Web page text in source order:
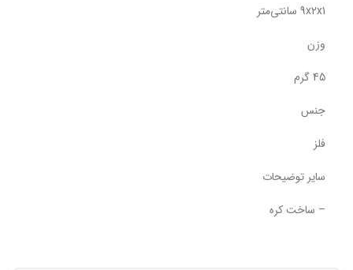
9x2x1 سانتی‌متر
وزن
45 گرم
جنس
فلز
سایر توضیحات
– ساخت کره